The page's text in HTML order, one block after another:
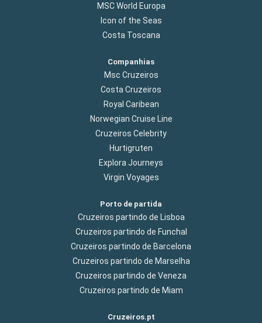
MSC World Europa
Icon of the Seas
Costa Toscana
Companhias
Msc Cruzeiros
Costa Cruzeiros
Royal Caribean
Norwegian Cruise Line
Cruzeiros Celebrity
Hurtigruten
Explora Journeys
Virgin Voyages
Porto de partida
Cruzeiros partindo de Lisboa
Cruzeiros partindo de Funchal
Cruzeiros partindo de Barcelona
Cruzeiros partindo de Marselha
Cruzeiros partindo de Veneza
Cruzeiros partindo de Miam
Cruzeiros.pt